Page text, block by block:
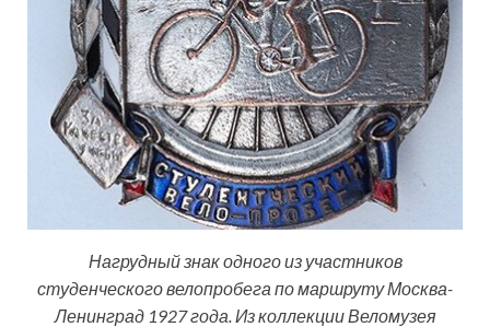
Нагрудный знак одного из участников
студенческого велопробега по маршруту Москва-
Ленинград 1927 года. Из коллекции Веломузея